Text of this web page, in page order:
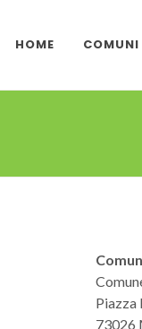
HOME COMUNI
Piazza
73026